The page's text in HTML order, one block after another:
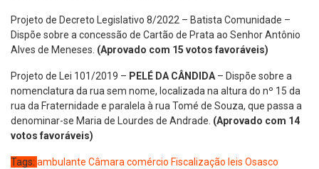
Projeto de Decreto Legislativo 8/2022 – Batista Comunidade –
Dispõe sobre a concessão de Cartão de Prata ao Senhor Antônio
Alves de Meneses. (Aprovado com 15 votos favoráveis)
Projeto de Lei 101/2019 – PELÉ DA CÂNDIDA – Dispõe sobre a
nomenclatura da rua sem nome, localizada na altura do nº 15 da
rua da Fraternidade e paralela à rua Tomé de Souza, que passa a
denominar-se Maria de Lourdes de Andrade. (Aprovado com 14
votos favoráveis)
Tags: ambulante Câmara comércio Fiscalização leis Osasco